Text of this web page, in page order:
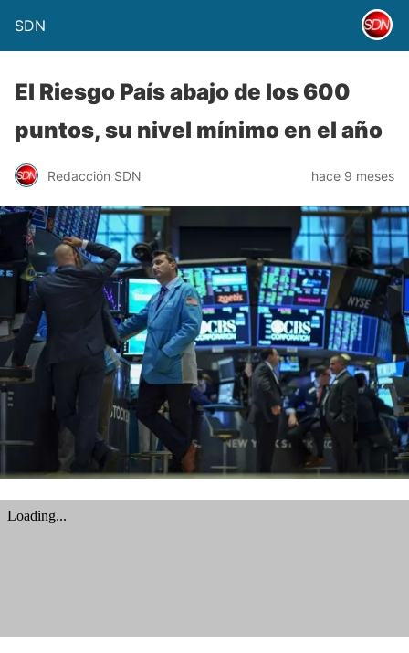
SDN
El Riesgo País abajo de los 600
puntos, su nivel mínimo en el año
Redacción SDN hace 9 meses